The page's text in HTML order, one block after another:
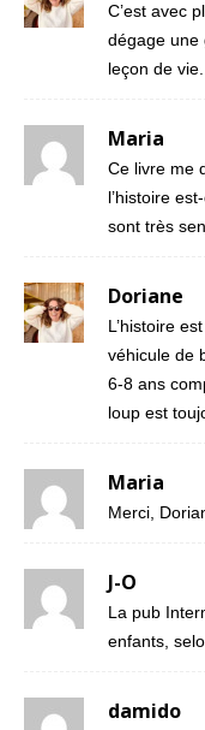
C’est avec
dégage une
leçon de vie.
Maria
Ce livre me
l’histoire
sont très
Doriane
L’histoire
véhicule de
6-8 ans
loup est
Maria
Merci,
J-O
La pub
enfants,
damido